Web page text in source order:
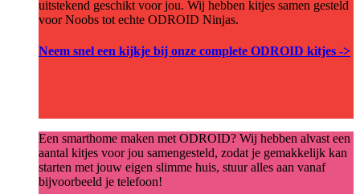
uitstekend geschikt voor jou. Wij hebben kitjes samen gesteld
voor Noobs tot echte ODROID Ninjas.
Neem snel een kijkje bij onze complete ODROID kitjes ->
Een smarthome maken met ODROID? Wij hebben alvast een
aantal kitjes voor jou samengesteld, zodat je gemakkelijk kan
starten met jouw eigen slimme huis, stuur alles aan vanaf
bijvoorbeeld je telefoon!